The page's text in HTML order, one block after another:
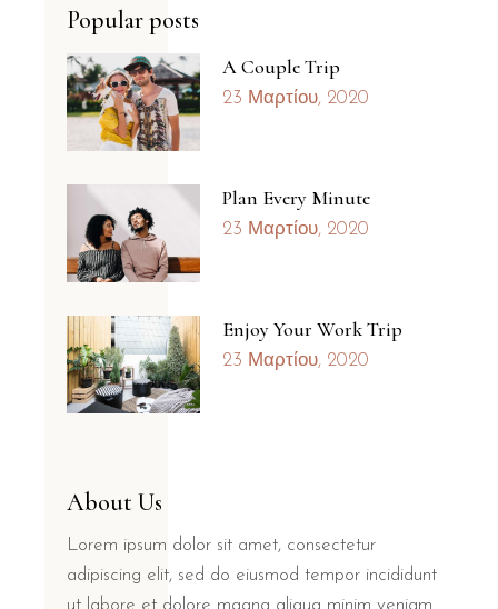
Popular posts
A Couple Trip
23 Μαρτίου, 2020
Plan Every Minute
23 Μαρτίου, 2020
Enjoy Your Work Trip
23 Μαρτίου, 2020
About Us
Lorem ipsum dolor sit amet, consectetur
adipiscing elit, sed do eiusmod tempor incididunt
ut labore et dolore magna aliqua minim veniam.